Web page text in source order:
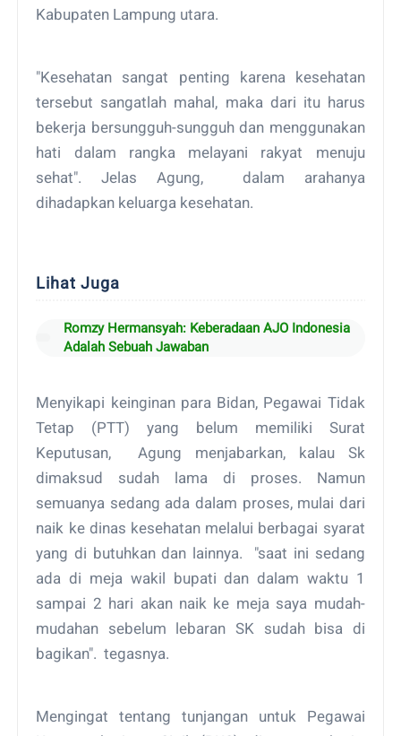
Kabupaten Lampung utara.
"Kesehatan sangat penting karena kesehatan
tersebut sangatlah mahal, maka dari itu harus
bekerja bersungguh-sungguh dan menggunakan
hati dalam rangka melayani rakyat menuju
sehat". Jelas Agung, dalam arahanya
dihadapkan keluarga kesehatan.
Lihat Juga
Romzy Hermansyah: Keberadaan AJO Indonesia
Adalah Sebuah Jawaban
Menyikapi keinginan para Bidan, Pegawai Tidak
Tetap (PTT) yang belum memiliki Surat
Keputusan, Agung menjabarkan, kalau Sk
dimaksud sudah lama di proses. Namun
semuanya sedang ada dalam proses, mulai dari
naik ke dinas kesehatan melalui berbagai syarat
yang di butuhkan dan lainnya. "saat ini sedang
ada di meja wakil bupati dan dalam waktu 1
sampai 2 hari akan naik ke meja saya mudah-
mudahan sebelum lebaran SK sudah bisa di
bagikan". tegasnya.
Mengingat tentang tunjangan untuk Pegawai